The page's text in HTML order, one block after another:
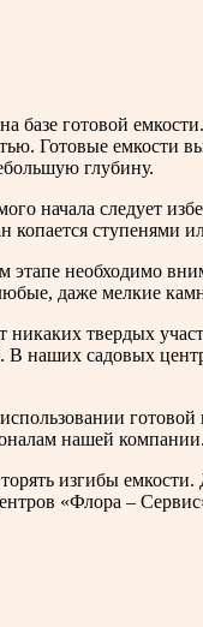
базе готовой
Готовые
глубину.
следует
копается ступенями
необходимо
даже мелкие
твердых
наших садовых
нашей компании.
изгибы
«Флора –